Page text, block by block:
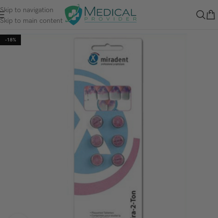
Skip to navigation
Skip to main content
-18%